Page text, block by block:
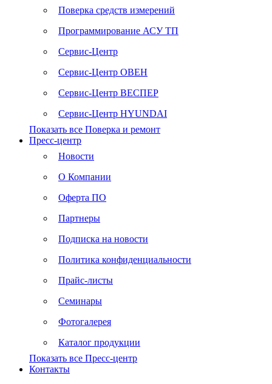
Поверка средств измерений
Программирование АСУ ТП
Сервис-Центр
Сервис-Центр ОВЕН
Сервис-Центр ВЕСПЕР
Сервис-Центр HYUNDAI
Показать все Поверка и ремонт
Пресс-центр
Новости
О Компании
Оферта ПО
Партнеры
Подписка на новости
Политика конфиденциальности
Прайс-листы
Семинары
Фотогалерея
Каталог продукции
Показать все Пресс-центр
Контакты